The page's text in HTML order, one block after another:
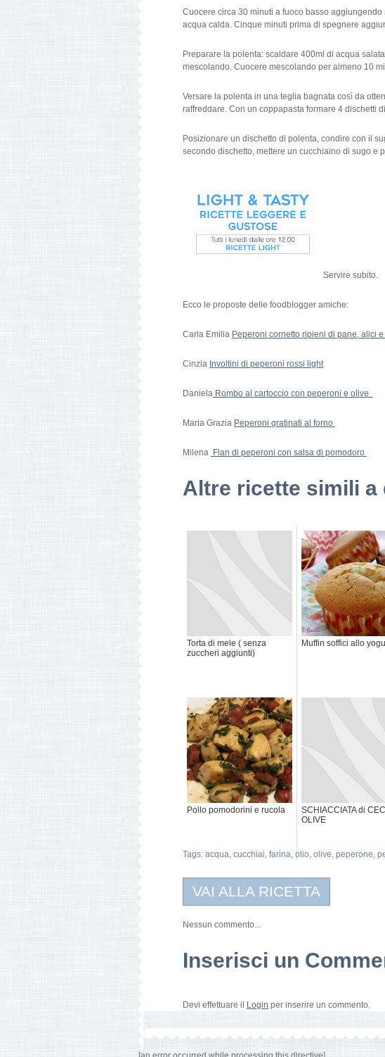
Cuocere circa 30 minuti a fuoco basso
acqua calda. Cinque minuti prima di spegnere
Preparare la polenta: scaldare 400ml di acqua
mescolando. Cuocere mescolando per almeno 10
Versare la polenta in una teglia bagnata così da
raffreddare. Con un coppapasta formare 4 dischetti
Posizionare un dischetto di polenta, condire con il
secondo dischetto, mettere un cucchiaino di sugo e
Servire subito.
Ecco le proposte delle foodblogger amiche:
Carla Emilia Peperoni cornetto ripieni di pane, alici
Cinzia Involtini di peperoni rossi light
Daniela Rombo al cartoccio con peperoni e olive
Maria Grazia Peperoni gratinati al forno
Milena Flan di peperoni con salsa di pomodoro
Altre ricette simili a
Torta di mele ( senza
zuccheri aggiunti)
Muffin soffici allo
Pollo pomodorini e rucola
SCHIACCIATA di
OLIVE
Tags: acqua, cucchiai, farina, olio, olive, peperone,
VAI ALLA RICETTA
Nessun commento...
Inserisci un
Devi effettuare il Login per inserire un commento.